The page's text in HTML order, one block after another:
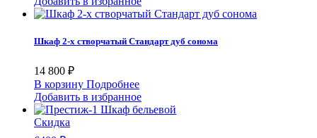
Шкаф 2-х створчатый Стандарт дуб сонома
14 800 ₽
В корзину Подробнее
Добавить в избранное
Скидка